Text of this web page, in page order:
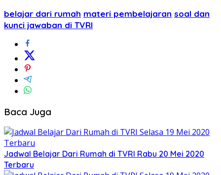
belajar dari rumah materi pembelajaran soal dan
kunci jawaban di TVRI
Baca Juga
Jadwal Belajar Dari Rumah di TVRI Rabu 20 Mei 2020
Terbaru